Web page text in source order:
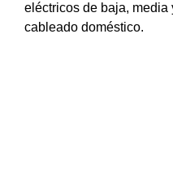
eléctricos de baja, media
cableado doméstico.